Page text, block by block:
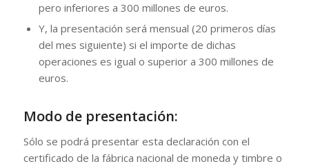
pero inferiores a 300 millones de euros.
Y, la presentación será mensual (20 primeros días
del mes siguiente) si el importe de dichas
operaciones es igual o superior a 300 millones de
euros.
Modo de presentación:
Sólo se podrá presentar esta declaración con el
certificado de la fábrica nacional de moneda y timbre o